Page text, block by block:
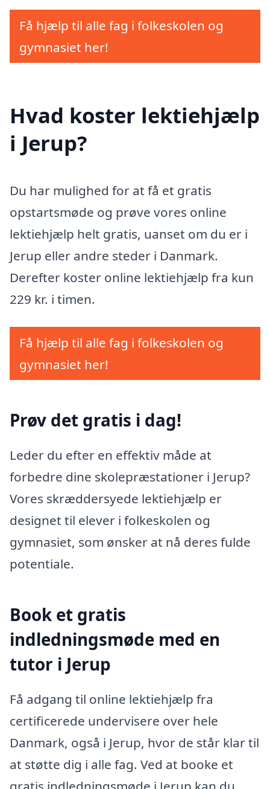
Få hjælp til alle fag i folkeskolen og
gymnasiet her!
Hvad koster lektiehjælp
i Jerup?
Du har mulighed for at få et gratis
opstartsmøde og prøve vores online
lektiehjælp helt gratis, uanset om du er i
Jerup eller andre steder i Danmark.
Derefter koster online lektiehjælp fra kun
229 kr. i timen.
Få hjælp til alle fag i folkeskolen og
gymnasiet her!
Prøv det gratis i dag!
Leder du efter en effektiv måde at
forbedre dine skolepræstationer i Jerup?
Vores skræddersyede lektiehjælp er
designet til elever i folkeskolen og
gymnasiet, som ønsker at nå deres fulde
potentiale.
Book et gratis
indledningsmøde med en
tutor i Jerup
Få adgang til online lektiehjælp fra
certificerede undervisere over hele
Danmark, også i Jerup, hvor de står klar til
at støtte dig i alle fag. Ved at booke et